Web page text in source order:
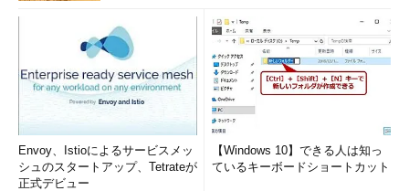
Envoy、Istioによるサービスメッ
シュのスタートアップ、Tetrateが
正式デビュー
【Windows 10】できる人は知っ
ているキーボードショートカット